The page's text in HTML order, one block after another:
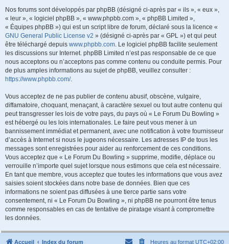
Nos forums sont développés par phpBB (désigné ci-après par « ils », « eux »,
« leur », « logiciel phpBB », « www.phpbb.com », « phpBB Limited »,
« Équipes phpBB ») qui est un script libre de forum, déclaré sous la licence «
GNU General Public License v2 » (désigné ci-après par « GPL ») et qui peut
être téléchargé depuis www.phpbb.com. Le logiciel phpBB facilite seulement
les discussions sur Internet. phpBB Limited n’est pas responsable de ce que
nous acceptons ou n’acceptons pas comme contenu ou conduite permis. Pour
de plus amples informations au sujet de phpBB, veuillez consulter :
https://www.phpbb.com/.
Vous acceptez de ne pas publier de contenu abusif, obscène, vulgaire,
diffamatoire, choquant, menaçant, à caractère sexuel ou tout autre contenu qui
peut transgresser les lois de votre pays, du pays où « Le Forum Du Bowling »
est hébergé ou les lois internationales. Le faire peut vous mener à un
bannissement immédiat et permanent, avec une notification à votre fournisseur
d’accès à Internet si nous le jugeons nécessaire. Les adresses IP de tous les
messages sont enregistrées pour aider au renforcement de ces conditions.
Vous acceptez que « Le Forum Du Bowling » supprime, modifie, déplace ou
verrouille n’importe quel sujet lorsque nous estimons que cela est nécessaire.
En tant que membre, vous acceptez que toutes les informations que vous avez
saisies soient stockées dans notre base de données. Bien que ces
informations ne soient pas diffusées à une tierce partie sans votre
consentement, ni « Le Forum Du Bowling », ni phpBB ne pourront être tenus
comme responsables en cas de tentative de piratage visant à compromettre
les données.
Accueil Index du forum Heures au format UTC+02:00